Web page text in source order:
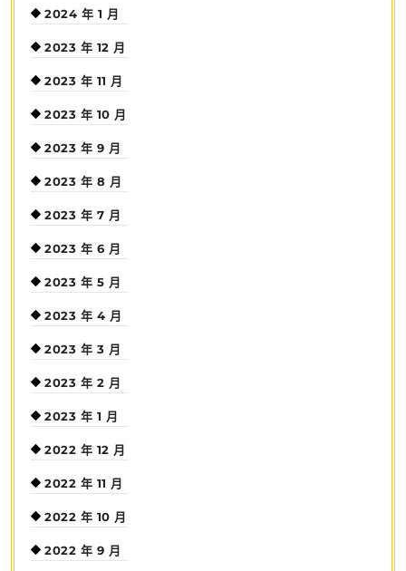
2024 年 1 月
2023 年 12 月
2023 年 11 月
2023 年 10 月
2023 年 9 月
2023 年 8 月
2023 年 7 月
2023 年 6 月
2023 年 5 月
2023 年 4 月
2023 年 3 月
2023 年 2 月
2023 年 1 月
2022 年 12 月
2022 年 11 月
2022 年 10 月
2022 年 9 月